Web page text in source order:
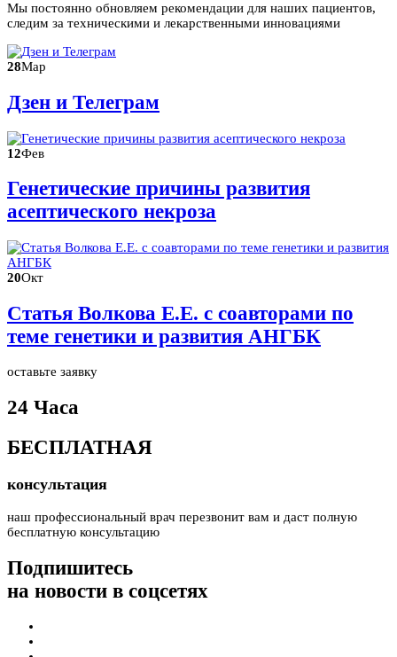
Мы постоянно обновляем рекомендации для наших пациентов,
следим за техническими и лекарственными инновациями
28Мар
Дзен и Телеграм
12Фев
Генетические причины развития
асептического некроза
20Окт
Статья Волкова Е.Е. с соавторами по
теме генетики и развития АНГБК
оставьте заявку
24 Часа
БЕСПЛАТНАЯ
консультация
наш профессиональный врач перезвонит вам и даст полную
бесплатную консультацию
Подпишитесь
на новости в соцсетях